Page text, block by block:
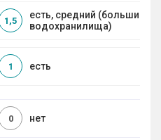
есть, средний (большие
водохранилища)
1,5
есть
1
нет
0